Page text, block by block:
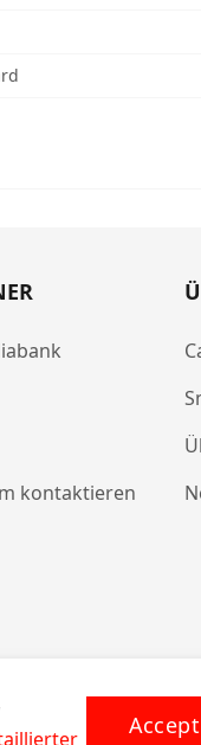
kontaktieren
Accept